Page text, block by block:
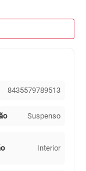
8435579789513
Suspenso
Interior